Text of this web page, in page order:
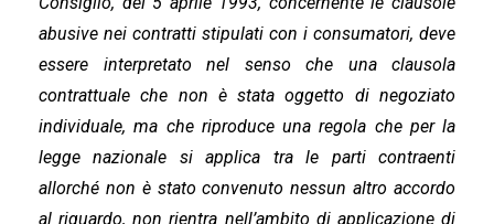
abusive nei contratti stipulati con i consumatori, deve
essere interpretato nel senso che una clausola
contrattuale che non è stata oggetto di negoziato
individuale, ma che riproduce una regola che per la
legge nazionale si applica tra le parti contraenti
allorché non è stato convenuto nessun altro accordo
al riguardo, non rientra nell’ambito di applicazione di